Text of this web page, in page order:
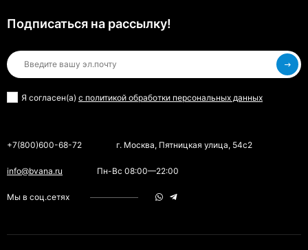
Подписаться на рассылкy!
Я согласен(a) с политикой обработки персональных данных
+7(800)600-68-72 г. Москва, Пятницкая улица, 54с2
info@bvana.ru Пн-Вс 08:00—22:00
Мы в соц.сетях